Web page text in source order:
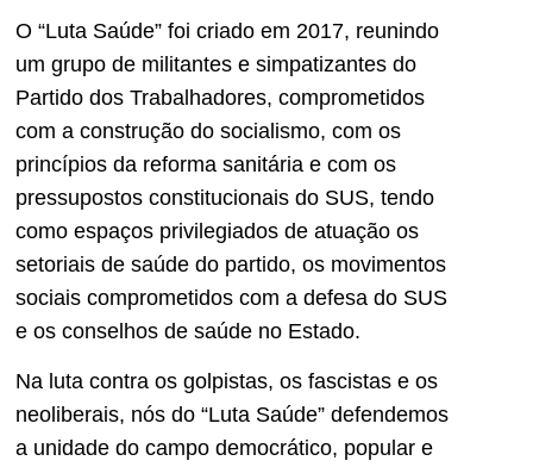
O “Luta Saúde” foi criado em 2017, reunindo
um grupo de militantes e simpatizantes do
Partido dos Trabalhadores, comprometidos
com a construção do socialismo, com os
princípios da reforma sanitária e com os
pressupostos constitucionais do SUS, tendo
como espaços privilegiados de atuação os
setoriais de saúde do partido, os movimentos
sociais comprometidos com a defesa do SUS
e os conselhos de saúde no Estado.
Na luta contra os golpistas, os fascistas e os
neoliberais, nós do “Luta Saúde” defendemos
a unidade do campo democrático, popular e